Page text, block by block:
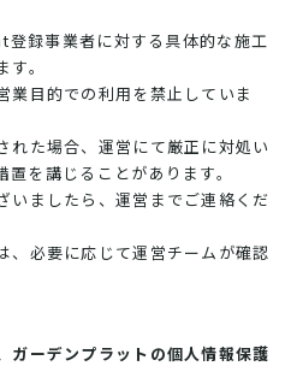
録事業者に対する具体的な施工
。
業目的での利用を禁止していま
れた場合、運営にて厳正に対処い
を講じることがあります。
いましたら、運営までご連絡くだ
、必要に応じて運営チームが確認
ガーデンプラットの個人情報保護